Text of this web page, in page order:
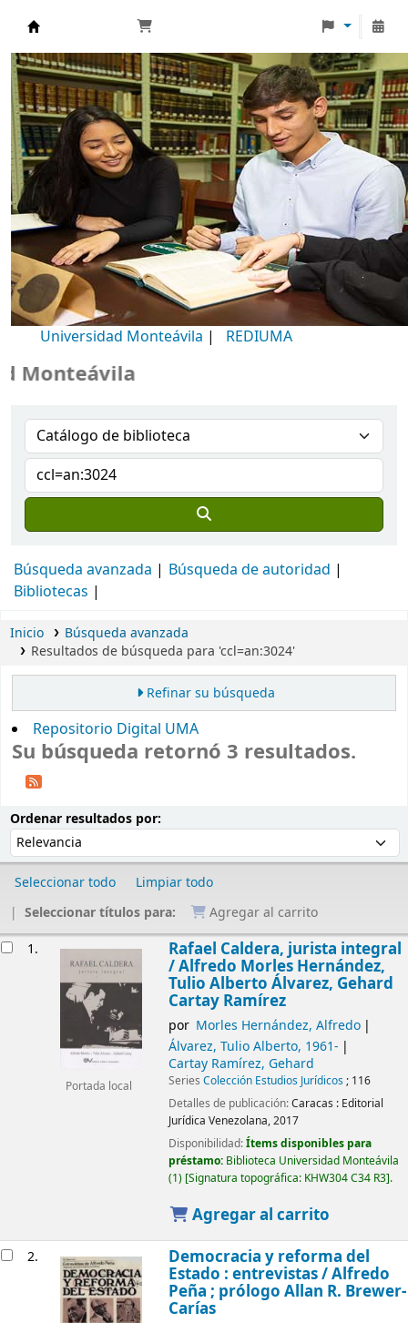
Biblioteca Universidad Monteávila
Universidad Monteávila | REDIUMA
Búsqueda avanzada
Búsqueda de autoridad
Bibliotecas
Inicio
Búsqueda avanzada
Resultados de búsqueda para 'ccl=an:3024'
Refinar su búsqueda
Repositorio Digital UMA
Su búsqueda retornó 3 resultados.
Ordenar resultados por:
Seleccionar todo
Limpiar todo
Seleccionar títulos para:
Agregar al carrito
1.
Portada local
Rafael Caldera, jurista integral
/Alfredo Morles Hernández,
Tulio Alberto Álvarez, Gehard
Cartay Ramírez
por Morles Hernández, Alfredo
Álvarez, Tulio Alberto, 1961-
Cartay Ramírez, Gehard
Series Colección Estudios Jurídicos; 116
Detalles de publicación:Caracas : Editorial
Jurídica Venezolana,2017
Disponibilidad:Ítems disponibles para
préstamo: Biblioteca Universidad Monteávila
(1) Signatura topográfica: KHW304 C34 R3 .
Agregar al carrito
2. Democracia y reforma del
Estado : entrevistas /Alfredo
Peña ; prólogo Allan R. Brewer-
Carías